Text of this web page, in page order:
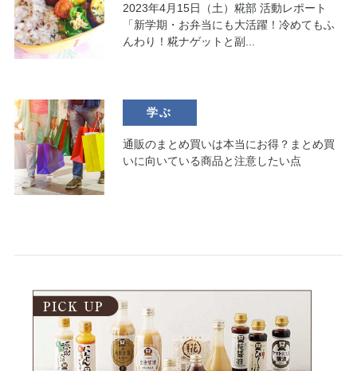
2023年4月15日（土）糀部 活動レポート
「新学期・お弁当にも大活躍！冷めてもふ
んわり！糀ナゲットと副...
学ぶ
通販のまとめ買いは本当にお得？まとめ買
いに向いている商品と注意したい点